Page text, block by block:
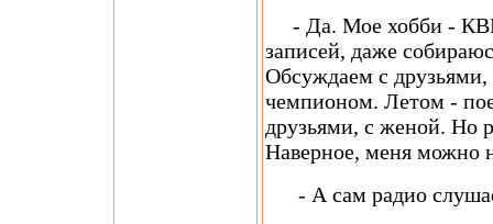
- Да. Мое хобби -
записей, даже
Обсуждаем с друзьями,
чемпионом. Летом -
друзьями, с женой. Но
Наверное, меня можно
- А сам радио